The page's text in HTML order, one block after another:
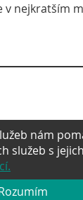
v nejkratším
nám
služeb s